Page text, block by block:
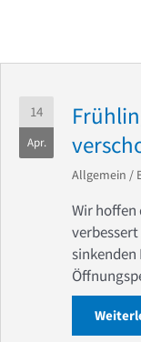
14
Apr.
Allgemein /
Wir hoffen
sinkenden